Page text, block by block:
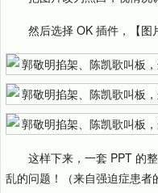
然后选择 OK 插件，【图
这样下来，一套 PPT 的
乱的问题！（来自强迫症患者